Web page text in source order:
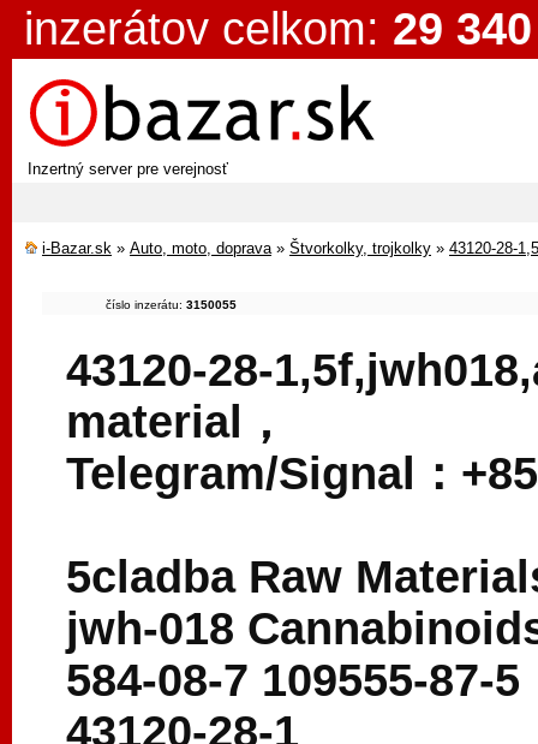
inzerátov celkom: 29 340
Inzertný server pre verejnosť
i-Bazar.sk » Auto, moto, doprava» Štvorkolky, trojkolky » 43120-28-
číslo inzerátu: 3150055
43120-28-
material，
Telegram/Signal：
5cladba Raw
jwh-018
584-08-7 109555-87-5
43120-28-1